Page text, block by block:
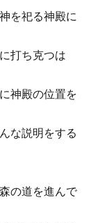
を祀る神殿に
打ち克つは
神殿の位置を
な説明をする
の道を進んで